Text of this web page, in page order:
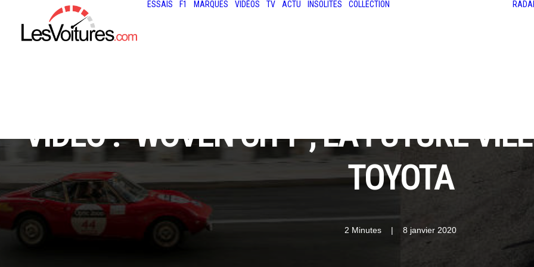
ESSAIS F1 MARQUES VIDÉOS TV ACTU INSOLITES COLLECTION
VIDÉO : "WOVEN CITY", LA FUTURE
TOYOTA
2 Minutes | 8 janvier 2020